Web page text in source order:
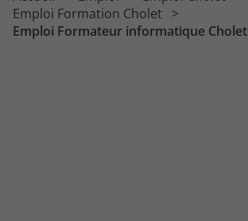
Emploi Responsable de formation
Emploi Formation Cholet
Emploi Formateur informatique Cholet